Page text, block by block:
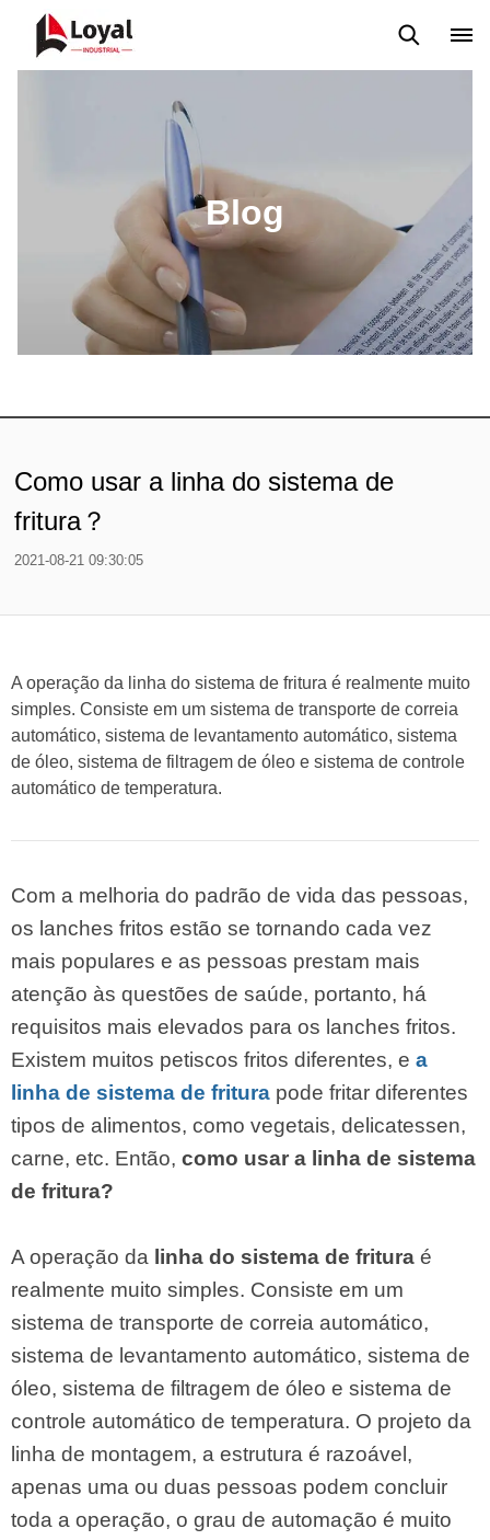
Blog
Como usar a linha do sistema de
fritura？
2021-08-21 09:30:05
A operação da linha do sistema de fritura é realmente muito
simples. Consiste em um sistema de transporte de correia
automático, sistema de levantamento automático, sistema
de óleo, sistema de filtragem de óleo e sistema de controle
automático de temperatura.
Com a melhoria do padrão de vida das pessoas,
os lanches fritos estão se tornando cada vez
mais populares e as pessoas prestam mais
atenção às questões de saúde, portanto, há
requisitos mais elevados para os lanches fritos.
Existem muitos petiscos fritos diferentes, e a
linha de sistema de fritura pode fritar diferentes
tipos de alimentos, como vegetais, delicatessen,
carne, etc. Então, como usar a linha de sistema
de fritura?
A operação da linha do sistema de fritura é
realmente muito simples. Consiste em um
sistema de transporte de correia automático,
sistema de levantamento automático, sistema de
óleo, sistema de filtragem de óleo e sistema de
controle automático de temperatura. O projeto da
linha de montagem, a estrutura é razoável,
apenas uma ou duas pessoas podem concluir
toda a operação, o grau de automação é muito